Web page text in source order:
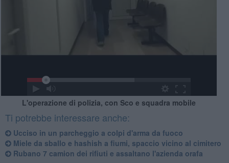
L'operazione di polizia, con Sco e squadra mobile
Ti potrebbe interessare anche:
Ucciso in un parcheggio a colpi d'arma da fuoco
Miele da sballo e hashish a fiumi, spaccio vicino al cimitero
Rubano 7 camion dei rifiuti e assaltano l'azienda orafa